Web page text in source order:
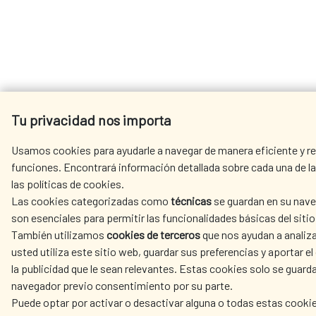
Tu privacidad nos importa
Usamos cookies para ayudarle a navegar de manera eficiente y
funciones. Encontrará información detallada sobre cada una de
las políticas de cookies.
Las cookies categorizadas como técnicas se guardan en su
son esenciales para permitir las funcionalidades básicas del
También utilizamos cookies de tercerosque nos ayudan a
usted utiliza este sitio web, guardar sus preferencias y aportar
la publicidad que le sean relevantes. Estas cookies solo se
navegador previo consentimiento por su parte.
Puede optar por activar o desactivar alguna o todas estas